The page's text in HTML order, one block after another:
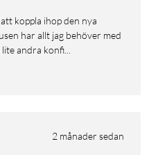
har allt jag behöver med
andra konfi...
2 månader sedan